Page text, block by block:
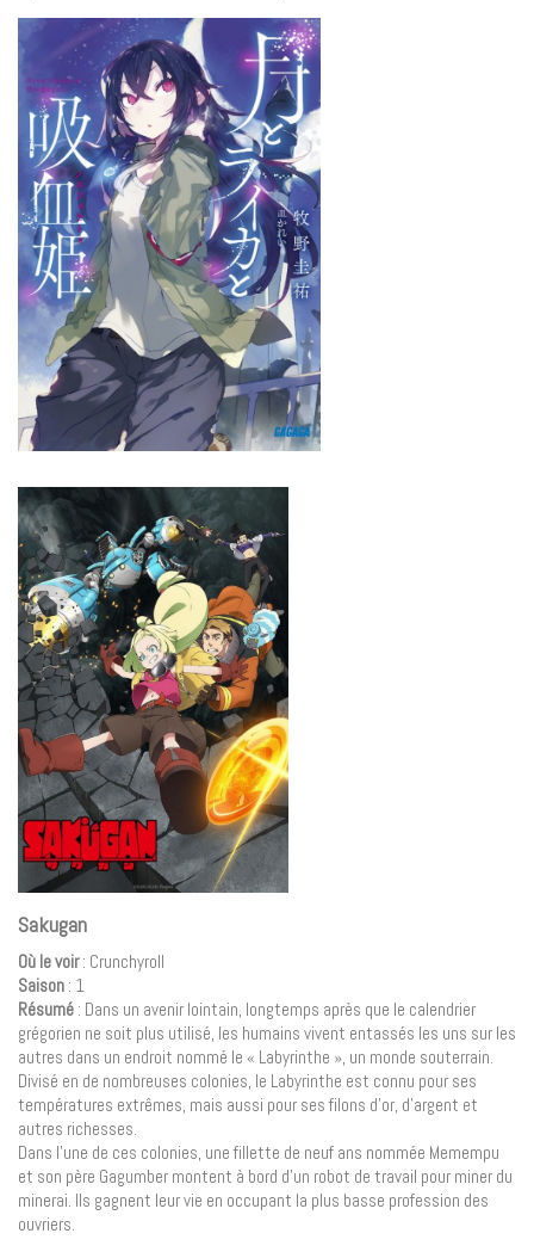
Sakugan
Où le voir: Crunchyroll
Saison : 1
Résumé : Dans un avenir lointain, longtemps après que le calendrier
grégorien ne soit plus utilisé, les humains vivent entassés les uns sur les
autres dans un endroit nommé le « Labyrinthe », un monde souterrain.
Divisé en de nombreuses colonies, le Labyrinthe est connu pour ses
températures extrêmes, mais aussi pour ses filons d’or, d’argent et
autres richesses.
Dans l’une de ces colonies, une fillette de neuf ans nommée Memempu
et son père Gagumber montent à bord d’un robot de travail pour miner du
minerai. Ils gagnent leur vie en occupant la plus basse profession des
ouvriers.